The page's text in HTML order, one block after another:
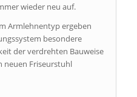
wieder neu auf.
Armlehnentyp ergeben
besondere
der verdrehten Bauweise
neuen Friseurstuhl